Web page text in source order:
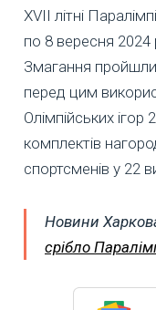
XVII літні
по 8 вересня 2024
Змагання
перед цим
Олімпійських ігор
комплектів
спортсменів у 22
Новини
срібло